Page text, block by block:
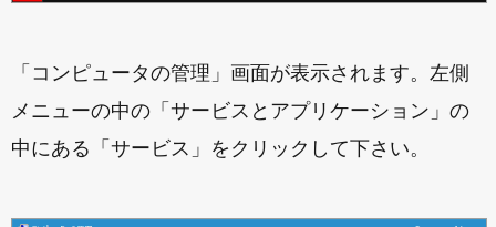
「コンピュータの管理」画面が表示されます。左側
メニューの中の「サービスとアプリケーション」の
中にある「サービス」をクリックして下さい。